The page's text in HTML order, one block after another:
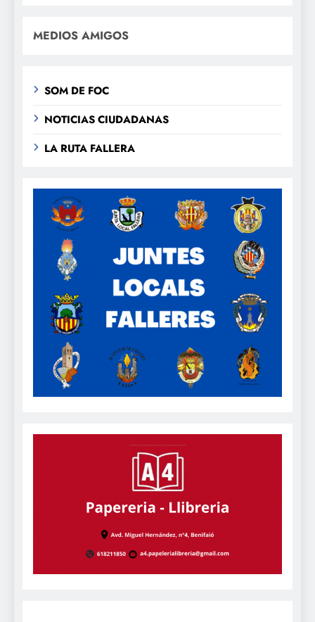
MEDIOS AMIGOS
SOM DE FOC
NOTICIAS CIUDADANAS
LA RUTA FALLERA